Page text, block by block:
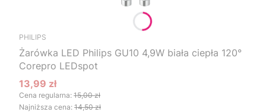
PHILIPS
Żarówka LED Philips GU10 4,9W biała ciepła 120°
Corepro LEDspot
Cena promocyjna
13,99 zł
Cena regularna: 15,00 zł
Najniższa cena: 14,50 zł